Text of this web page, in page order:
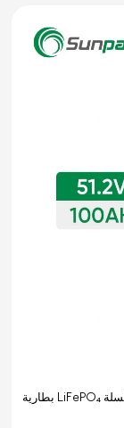
بطارية LiFePO₄ من سلسلة Y2 من Sunpal 5kWh LiFePO₄ لنظام الطاقة